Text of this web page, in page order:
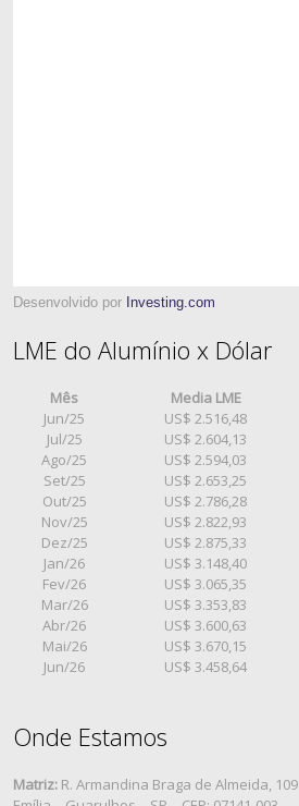
Desenvolvido por Investing.com
LME do Alumínio x Dólar
Mês Media LME
Jun/25
US$ 2.516,48
Jul/25
US$ 2.604,13
Ago/25
US$ 2.594,03
Set/25
US$ 2.653,25
Out/25
US$ 2.786,28
Nov/25
US$ 2.822,93
Dez/25
US$ 2.875,33
Jan/26
US$ 3.148,40
Fev/26
US$ 3.065,35
Mar/26
US$ 3.353,83
Abr/26
US$ 3.600,63
Mai/26
US$ 3.670,15
Jun/26
US$ 3.458,64
Onde Estamos
Matriz: R. Armandina Braga de Almeida,